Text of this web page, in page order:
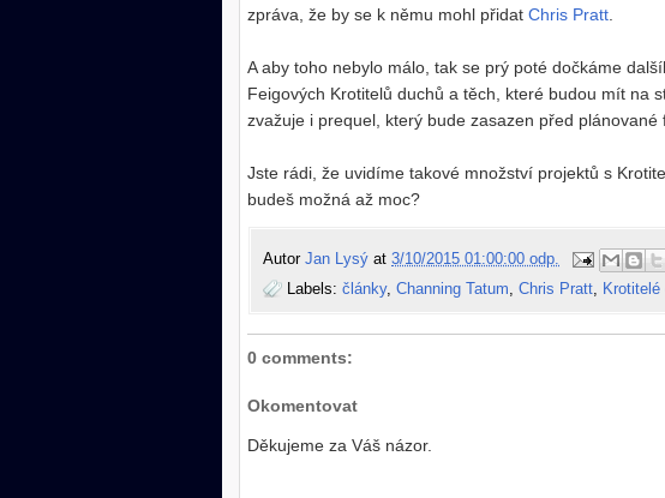
zpráva, že by se k němu mohl přidat Chris Pratt
A aby toho nebylo málo, tak se prý poté dočkáme
Feigových Krotitelů duchů a těch, které budou mít na
zvažuje i prequel, který bude zasazen před plánované
Jste rádi, že uvidíme takové množství projektů s
budeš možná až moc?
Autor Jan Lysý at 3/10/2015 01:00:00 odp.
Labels: články, Channing Tatum, Chris Pratt, Krotitelé
0 comments:
Okomentovat
Děkujeme za Váš názor.